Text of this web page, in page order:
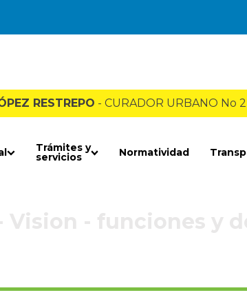
RESTREPO - CURADOR URBANO No
Trámites y
servicios Normatividad